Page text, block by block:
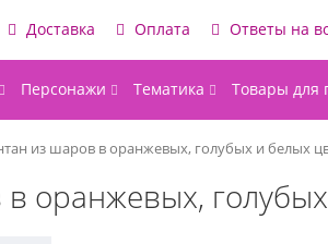
Доставка Оплата Ответы на
Персонажи Тематика Товары для
из шаров в оранжевых, голубых и белых
оранжевых,